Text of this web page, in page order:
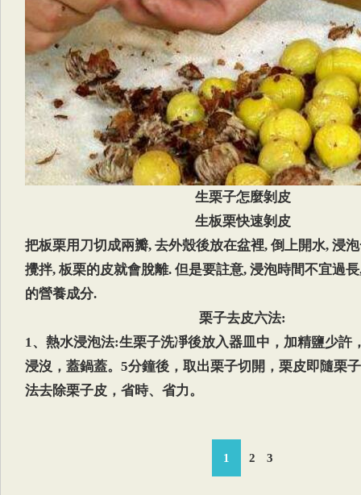
生栗子怎麼剝皮
生板栗快速剝皮
把板栗用刀切成兩瓣, 去外殼後放在盆裡, 倒上開水, 浸
攪拌, 板栗的皮就會脫離. 但是要註意, 浸泡時間不宜過
的營養成分.
栗子去皮六法:
1、熱水浸泡法:生栗子洗凈後放入器皿中，加精鹽少許
浸沒，蓋鍋蓋。5分鐘後，取出栗子切開，栗皮即隨栗
法去除栗子皮，省時、省力。
1 2 3